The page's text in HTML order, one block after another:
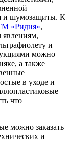
и шумозащиты. К
«Ридня»,
явлениям,
и
можно
а также
в уходе и
что
можно заказать
и